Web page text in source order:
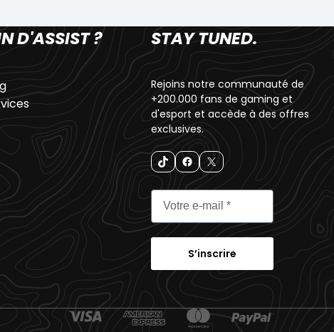
D'ASSIST ? STAY TUNED.
Rejoins notre communauté de
+200.000 fans de gaming et
d'esport et accède à des offres
exclusives.
S’inscrire